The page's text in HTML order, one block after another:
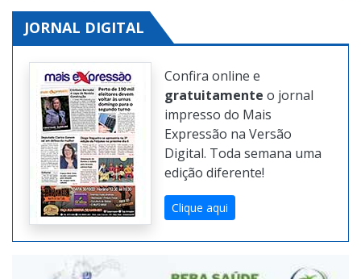
JORNAL DIGITAL
Confira online e
gratuitamenteo jornal
impresso do Mais
Expressão na Versão
Digital. Toda semana uma
edição diferente!
Clique aqui